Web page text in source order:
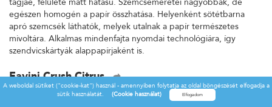
egészen homogén a papír összhatása. Helyenként sötétbarna
apró szemcsék láthatók, melyek utalnak a papír természetes
mivoltára. Alkalmas mindenfajta nyomdai technológiára, így
szendvicskártyák alappapírjaként is.
Favini Crush Citrus
Favini Crush - 250g/350g A Crush egy környezetbarát
papírcsalád, melynél különböző gyümölcsök és növények
A weboldal sütiket ("cookie-kat") használ - amennyiben folytatja az oldal böngészését elfogadja a
sütik használatát.
(Cookie használat)